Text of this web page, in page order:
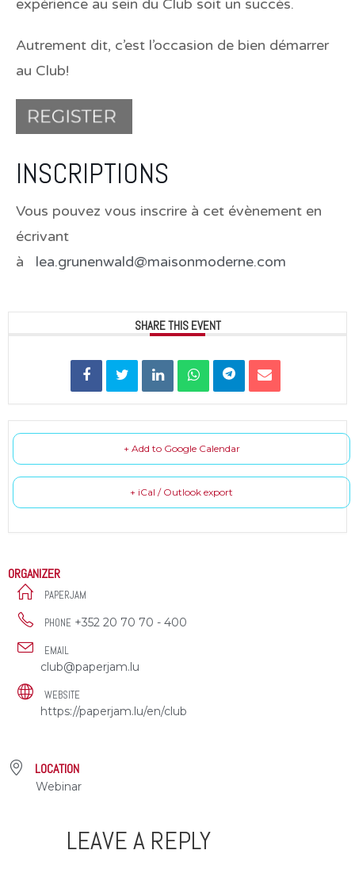
expérience au sein du Club soit un succès.
Autrement dit, c’est l’occasion de bien démarrer
au Club!
INSCRIPTIONS
Vous pouvez vous inscrire à cet évènement en
écrivant
à lea.grunenwald@maisonmoderne.com
SHARE THIS EVENT
+ Add to Google Calendar
+ iCal / Outlook export
ORGANIZER
PAPERJAM
PHONE +352 20 70 70 - 400
EMAIL
club@paperjam.lu
WEBSITE
https://paperjam.lu/en/club
LOCATION
Webinar
LEAVE A REPLY